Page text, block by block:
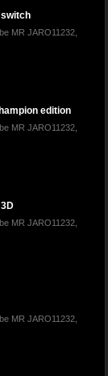
MR JARO11232,
edition
MR JARO11232,
MR JARO11232,
MR JARO11232,